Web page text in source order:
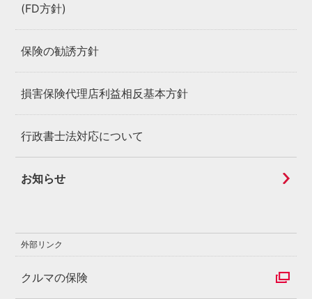
(FD方針)
保険の勧誘方針
損害保険代理店利益相反基本方針
行政書士法対応について
お知らせ
外部リンク
クルマの保険